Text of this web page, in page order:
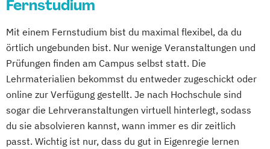
Fernstudium
Mit einem Fernstudium bist du maximal flexibel, da du
örtlich ungebunden bist. Nur wenige Veranstaltungen und
Prüfungen finden am Campus selbst statt. Die
Lehrmaterialien bekommst du entweder zugeschickt oder
online zur Verfügung gestellt. Je nach Hochschule sind
sogar die Lehrveranstaltungen virtuell hinterlegt, sodass
du sie absolvieren kannst, wann immer es dir zeitlich
passt. Wichtig ist nur, dass du gut in Eigenregie lernen